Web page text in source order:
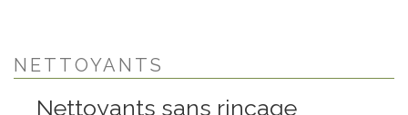
NETTOYANTS
Nettoyants sans rinçage